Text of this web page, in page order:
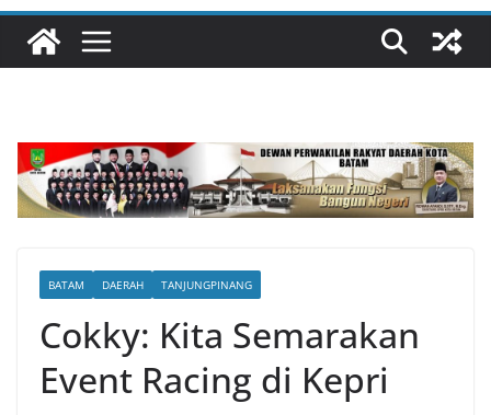
BATAM DAERAH TANJUNGPINANG
Cokky: Kita Semarakan
Event Racing di Kepri